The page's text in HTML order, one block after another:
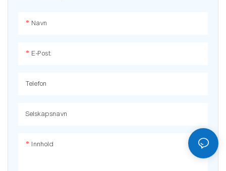
Navn
E-Post:
Telefon
Selskapsnavn
Innhold